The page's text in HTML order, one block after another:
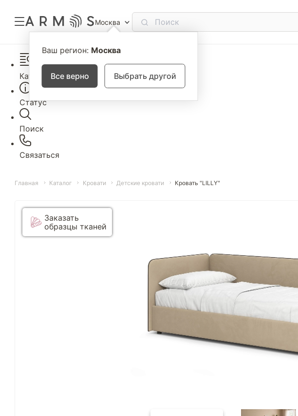
Москва
Ваш регион: Москва
Все верно Выбрать другой
Каталог
Статус
Поиск
Связаться
Главная Каталог Кровати Детские кровати Кровать "LILLY"
Заказать
образцы тканей